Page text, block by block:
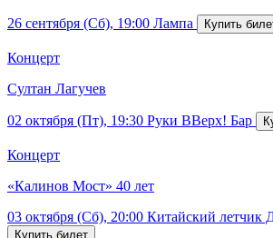
26 сентября (Сб), 19:00 Лампа
Концерт
Султан Лагучев
02 октября (Пт), 19:30 Руки ВВерх! Бар
Концерт
«Калинов Мост» 40 лет
03 октября (Сб), 20:00 Китайский летчик